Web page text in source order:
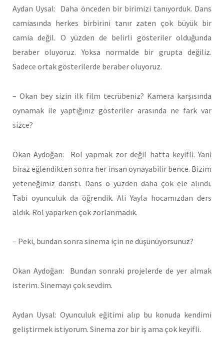
Aydan Uysal: Daha önceden bir birimizi tanıyorduk. Dans
camiasında herkes birbirini tanır zaten çok büyük bir
camia değil. O yüzden de belirli gösteriler olduğunda
beraber oluyoruz. Yoksa normalde bir grupta değiliz.
Sadece ortak gösterilerde beraber oluyoruz.
– Okan bey sizin ilk film tecrübeniz? Kamera karşısında
oynamak ile yaptığınız gösteriler arasında ne fark var
sizce?
Okan Aydoğan: Rol yapmak zor değil hatta keyifli. Yani
biraz eğlendikten sonra her insan oynayabilir bence. Bizim
yeteneğimiz danstı. Dans o yüzden daha çok ele alındı.
Tabi oyunculuk da öğrendik. Ali Yayla hocamızdan ders
aldık. Rol yaparken çok zorlanmadık.
– Peki, bundan sonra sinema için ne düşünüyorsunuz?
Okan Aydoğan: Bundan sonraki projelerde de yer almak
isterim. Sinemayı çok sevdim.
Aydan Uysal: Oyunculuk eğitimi alıp bu konuda kendimi
geliştirmek istiyorum. Sinema zor bir iş ama çok keyifli.